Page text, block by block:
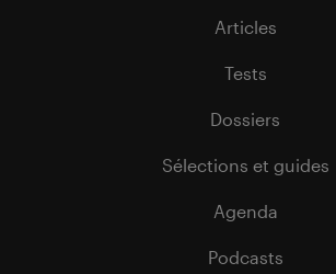
Articles
Tests
Dossiers
Sélections et guides
Agenda
Podcasts